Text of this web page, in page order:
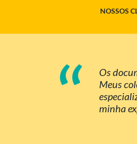
NOSSOS
“
Os
Meus
minha